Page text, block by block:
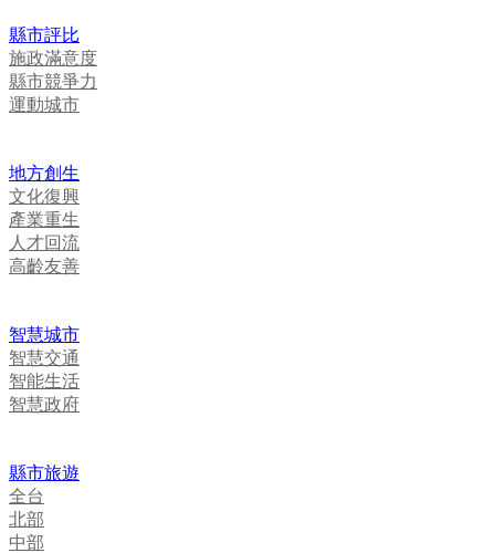
縣市評比
施政滿意度
縣市競爭力
運動城市
地方創生
文化復興
產業重生
人才回流
高齡友善
智慧城市
智慧交通
智能生活
智慧政府
縣市旅遊
全台
北部
中部